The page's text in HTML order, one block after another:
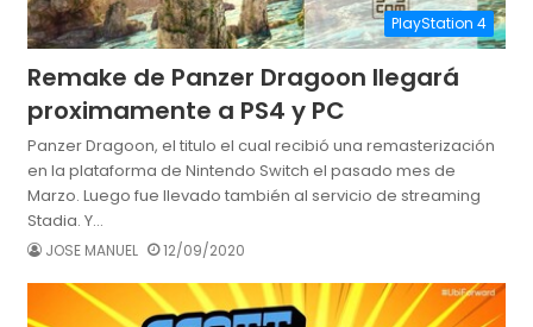
PlayStation 4
Remake de Panzer Dragoon llegará
proximamente a PS4 y PC
Panzer Dragoon, el titulo el cual recibió una remasterización
en la plataforma de Nintendo Switch el pasado mes de
Marzo. Luego fue llevado también al servicio de streaming
Stadia. Y…
JOSE MANUEL 12/09/2020